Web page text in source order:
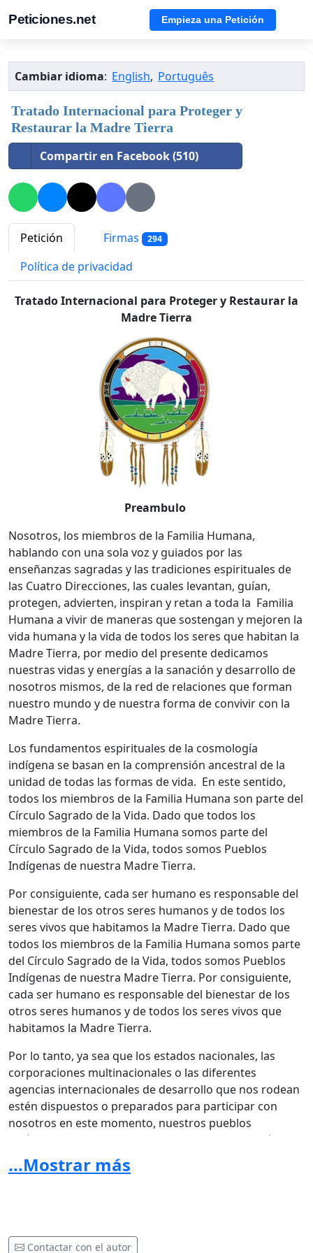
Peticiones.net Empieza una Petición
Cambiar idioma: English, Português
Tratado Internacional para Proteger y
Restaurar la Madre Tierra
Compartir en Facebook (510)
Petición Firmas 294
Política de privacidad
Tratado Internacional para Proteger y Restaurar la
Madre Tierra
Preambulo
Nosotros, los miembros de la Familia Humana,
hablando con una sola voz y guiados por las
enseñanzas sagradas y las tradiciones espirituales de
las Cuatro Direcciones, las cuales levantan, guían,
protegen, advierten, inspiran y retan a toda la Familia
Humana a vivir de maneras que sostengan y mejoren la
vida humana y la vida de todos los seres que habitan la
Madre Tierra, por medio del presente dedicamos
nuestras vidas y energías a la sanación y desarrollo de
nosotros mismos, de la red de relaciones que forman
nuestro mundo y de nuestra forma de convivir con la
Madre Tierra.
Los fundamentos espirituales de la cosmología
indígena se basan en la comprensión ancestral de la
unidad de todas las formas de vida. En este sentido,
todos los miembros de la Familia Humana son parte del
Círculo Sagrado de la Vida. Dado que todos los
miembros de la Familia Humana somos parte del
Círculo Sagrado de la Vida, todos somos Pueblos
Indígenas de nuestra Madre Tierra.
Por consiguiente, cada ser humano es responsable del
bienestar de los otros seres humanos y de todos los
seres vivos que habitamos la Madre Tierra. Dado que
todos los miembros de la Familia Humana somos parte
del Círculo Sagrado de la Vida, todos somos Pueblos
Indígenas de nuestra Madre Tierra. Por consiguiente,
cada ser humano es responsable del bienestar de los
otros seres humanos y de todos los seres vivos que
habitamos la Madre Tierra.
Por lo tanto, ya sea que los estados nacionales, las
corporaciones multinacionales o las diferentes
agencias internacionales de desarrollo que nos rodean
estén dispuestos o preparados para participar con
nosotros en este momento, nuestros pueblos
Indígenas y sus aliados en la Familia Humana están
avanzando con dinamismo en la reconstrucción y
reunificación de las Américas y el Mundo. Nuestras
espiritualmente duradera:
...Mostrar más
Contactar con el autor